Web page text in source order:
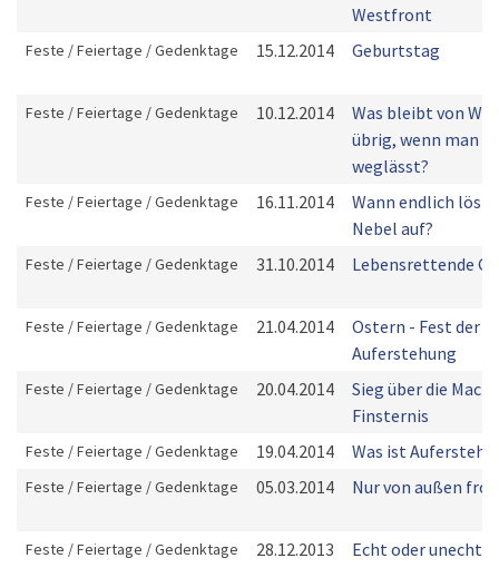
Westfront
Feste / Feiertage / Gedenktage 15.12.2014 Geburtstag
Feste / Feiertage / Gedenktage 10.12.2014
Was bleibt von
übrig, wenn man
weglässt?
Feste / Feiertage / Gedenktage 16.11.2014
Wann endlich löst
Nebel auf?
Feste / Feiertage / Gedenktage 31.10.2014 Lebensrettende
Feste / Feiertage / Gedenktage 21.04.2014
Ostern - Fest der
Auferstehung
Feste / Feiertage / Gedenktage 20.04.2014
Sieg über die
Finsternis
Feste / Feiertage / Gedenktage 19.04.2014 Was ist
Feste / Feiertage / Gedenktage 05.03.2014 Nur von außen
Feste / Feiertage / Gedenktage 28.12.2013 Echt oder unecht?